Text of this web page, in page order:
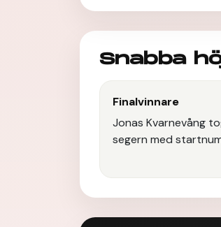
Snabba
Finalvinnare
Jonas Kvarnevång
segern med